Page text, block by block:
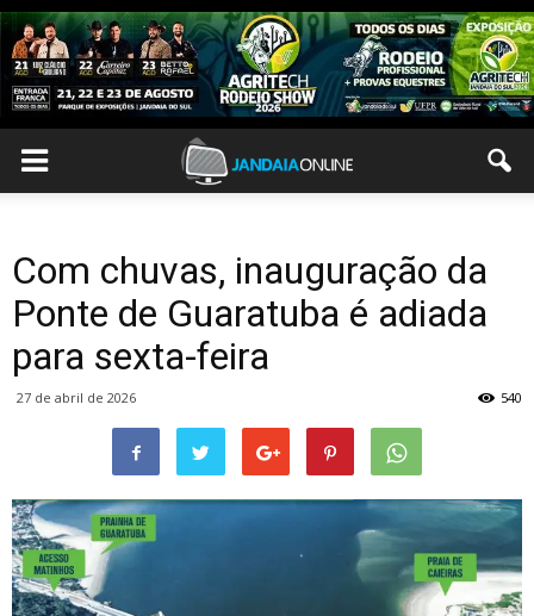
Com chuvas, inauguração da
Ponte de Guaratuba é adiada
para sexta-feira
27 de abril de 2026 540